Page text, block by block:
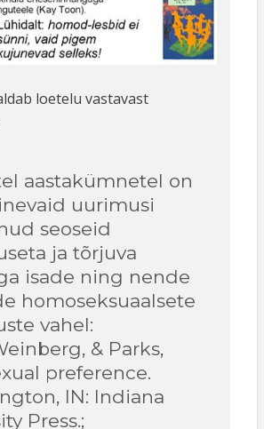
loetelu vastavast
aastakümnetel on
uurimusi
seoseid
ja tõrjuva
isade ning nende
homoseksuaalsete
vahel:
& Parks,
preference.
IN: Indiana
Press.;